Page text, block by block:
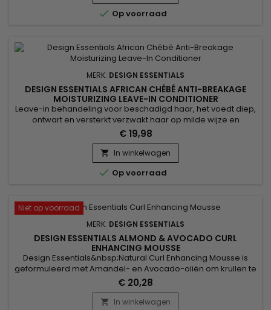
 Op voorraad
MERK: DESIGN ESSENTIALS
DESIGN ESSENTIALS AFRICAN CHÉBÉ ANTI-BREAKAGE
MOISTURIZING LEAVE-IN CONDITIONER
Leave-in behandeling voor beschadigd haar, het voedt diep,
ontwart en versterkt verzwakt haar op milde wijze en
vermindert breuk.&nbsp; Design Essentials African Chébé
Anti-Breakage Moisturizing Leave-In Conditioner
conditioneert en hydrateert het haar onmiddellijk en verzacht
elke streng van wortel tot punt met een mix van Karitéboter
en African...
€ 19,98
 In winkelwagen
 Op voorraad
Niet op voorraad
MERK: DESIGN ESSENTIALS
DESIGN ESSENTIALS ALMOND & AVOCADO CURL
ENHANCING MOUSSE
Design Essentials&nbsp;Natural Curl Enhancing Mousse is
geformuleerd met Amandel- en Avocado-oliën om krullen te
definiëren, kroes te elimineren en een schitterende glans te
geven. Design Essentials Natural Curl Enhancing Mousse,
verrijkt met olijfolie en een complex van vitamine B,
€ 20,28
 In winkelwagen